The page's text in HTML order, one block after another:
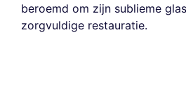
beroemd om zijn sublieme
zorgvuldige restauratie.